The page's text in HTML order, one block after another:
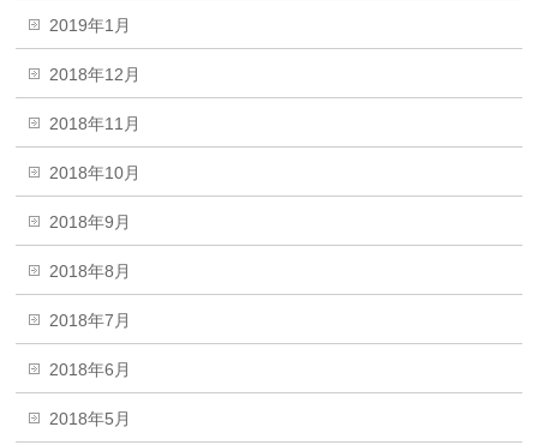
2019年1月
2018年12月
2018年11月
2018年10月
2018年9月
2018年8月
2018年7月
2018年6月
2018年5月